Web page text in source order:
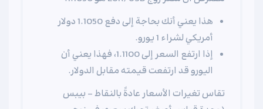
هذا يعني أنك بحاجة إلى دفع 1.1050 دولار
أمريكي لشراء 1 يورو.
إذا ارتفع السعر إلى 1.1100، فهذا يعني أن
اليورو قد ارتفعت قيمته مقابل الدولار.
تقاس تغيرات الأسعار عادةً بالنقاط - بيبس